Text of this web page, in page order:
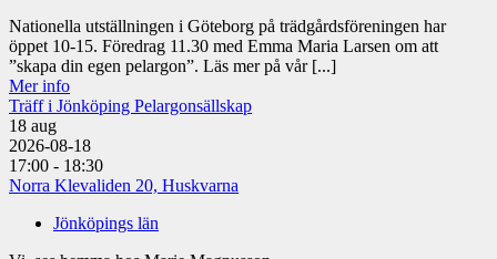
Nationella utställningen i Göteborg på trädgårdsföreningen har
öppet 10-15. Föredrag 11.30 med Emma Maria Larsen om att
”skapa din egen pelargon”. Läs mer på vår [...]
Mer info
Träff i Jönköping Pelargonsällskap
18 aug
2026-08-18
17:00 - 18:30
Norra Klevaliden 20, Huskvarna
Jönköpings län